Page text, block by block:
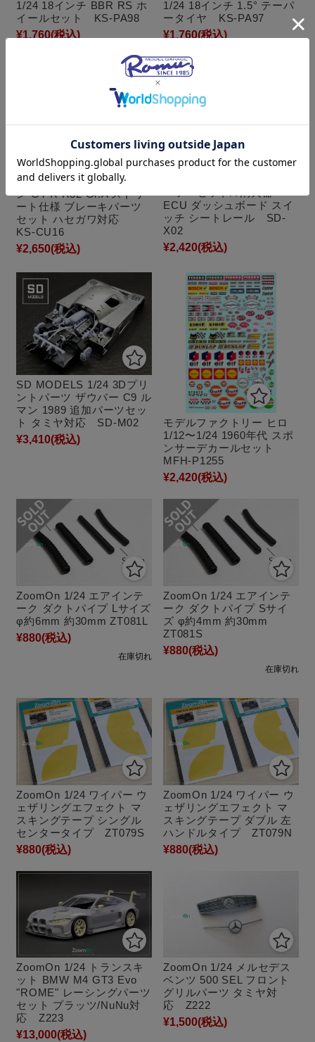
1/24 18インチ BBR RS ホ
イールセット KS-PA98
¥1,760(税込)
1/24 18インチ 1.5° テーパ
ータイヤ KS-PA97
¥1,760(税込)
[予約] ケイSTYLE! アソビ
ーコムイベントコラボ品
1/24 ニッサン スカイライ
ン GT-R R32 Gr.A ストリ
ート仕様 ブレーキパーツ
セット ハセガワ対応
KS-CU16
¥2,650(税込)
SD MODELS 1/24 3Dプリ
ECU ダッシュボード スイ
ッチ シートレール SD-
X02
¥2,420(税込)
SD MODELS 1/24 3Dプリ
ントパーツ ザウバー C9 ル
マン 1989 追加パーツセッ
ト タミヤ対応 SD-M02
¥3,410(税込)
モデルファクトリー ヒロ
1/12〜1/24 1960年代 スポ
ンサーデカールセット
MFH-P1255
¥2,420(税込)
ZoomOn 1/24 エアインテ
ーク ダクトパイプ Lサイズ
φ約6mm 約30mm ZT081L
¥880(税込)
在庫切れ
ZoomOn 1/24 エアインテ
ーク ダクトパイプ Sサイ
ズ φ約4mm 約30mm
ZT081S
¥880(税込)
在庫切れ
ZoomOn 1/24 ワイパー ウ
ェザリングエフェクト マ
スキングテープ シングル
センタータイプ ZT079S
¥880(税込)
ZoomOn 1/24 ワイパー ウ
ェザリングエフェクト マ
スキングテープ ダブル 左
ハンドルタイプ ZT079N
¥880(税込)
ZoomOn 1/24 トランスキ
ット BMW M4 GT3 Evo
"ROME" レーシングパーツ
セット プラッツ/NuNu対
応 Z223
¥13,000(税込)
ZoomOn 1/24 メルセデス
ベンツ 500 SEL フロント
グリルパーツ タミヤ対
応 Z222
¥1,500(税込)